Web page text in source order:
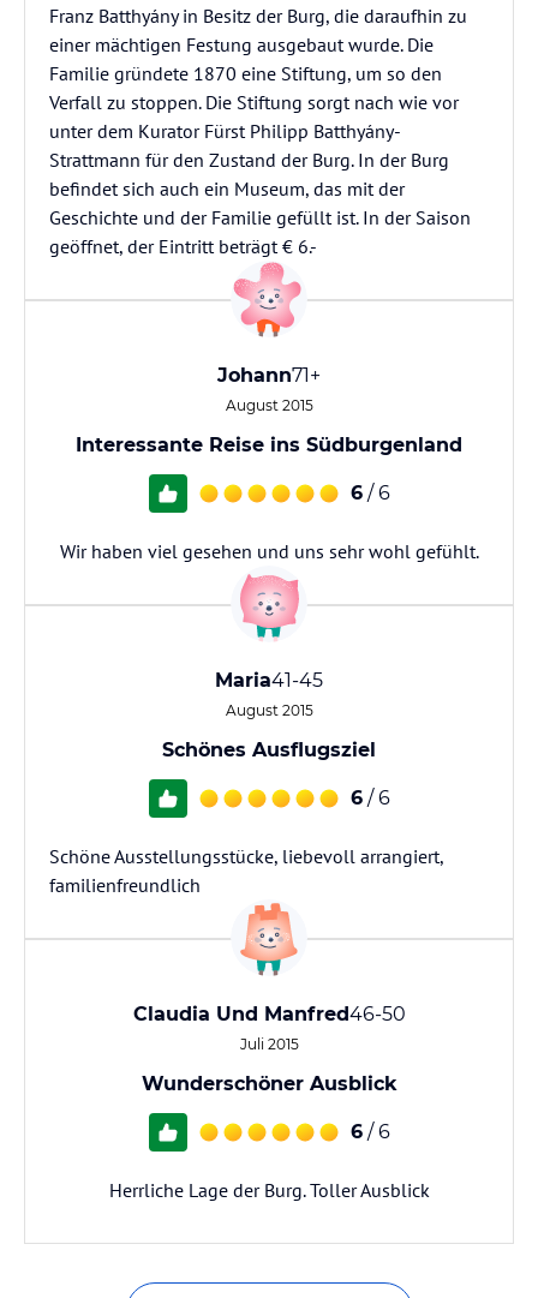
Franz Batthyány in Besitz der Burg, die daraufhin zu
einer mächtigen Festung ausgebaut wurde. Die
Familie gründete 1870 eine Stiftung, um so den
Verfall zu stoppen. Die Stiftung sorgt nach wie vor
unter dem Kurator Fürst Philipp Batthyány-
Strattmann für den Zustand der Burg. In der Burg
befindet sich auch ein Museum, das mit der
Geschichte und der Familie gefüllt ist. In der Saison
geöffnet, der Eintritt beträgt € 6.-
Johann71+
August 2015
Interessante Reise ins Südburgenland
6 / 6
Wir haben viel gesehen und uns sehr wohl gefühlt.
Maria41-45
August 2015
Schönes Ausflugsziel
6 / 6
Schöne Ausstellungsstücke, liebevoll arrangiert,
familienfreundlich
Claudia Und Manfred46-50
Juli 2015
Wunderschöner Ausblick
6 / 6
Herrliche Lage der Burg. Toller Ausblick